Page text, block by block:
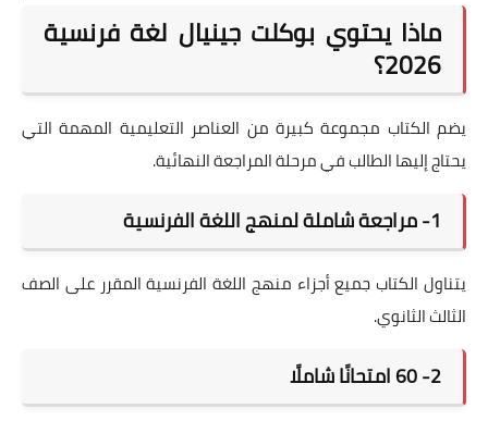
ماذا يحتوي بوكلت جينيال لغة فرنسية
2026؟
يضم الكتاب مجموعة كبيرة من العناصر التعليمية المهمة التي
يحتاج إليها الطالب في مرحلة المراجعة النهائية.
1- مراجعة شاملة لمنهج اللغة الفرنسية
يتناول الكتاب جميع أجزاء منهج اللغة الفرنسية المقرر على الصف
الثالث الثانوي.
2- 60 امتحانًا شاملًا